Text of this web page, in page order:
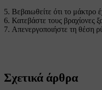
Βεβαιωθείτε ότι το μάκτρο
Κατεβάστε τους βραχίονες
Απενεργοποιήστε τη θέση
Σχετικά άρθρα